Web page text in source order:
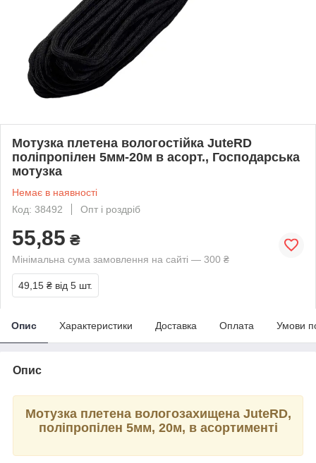
Мотузка плетена вологостійка JuteRD
поліпропілен 5мм-20м в асорт., Господарська
мотузка
Немає в наявності
Код: 38492
Опт і роздріб
55,85 ₴
Мінімальна сума замовлення на сайті — 300 ₴
49,15 ₴ від 5 шт.
Опис Характеристики Доставка Оплата Умови
Опис
Мотузка плетена вологозахищена JuteRD,
поліпропілен 5мм, 20м, в асортименті